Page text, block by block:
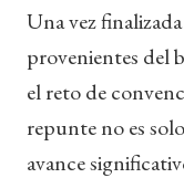
Una vez
provenientes del
el reto de
repunte no es
avance